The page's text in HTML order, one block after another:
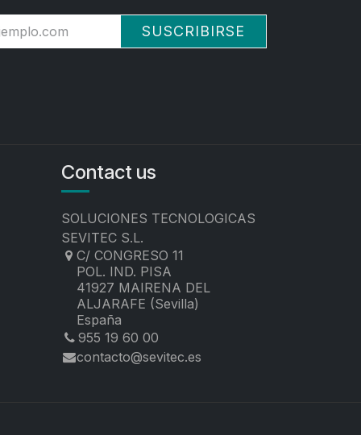
SUSCRIBIRSE
Contact us
SOLUCIONES TECNOLOGICAS
SEVITEC S.L.
C/ CONGRESO 11
POL. IND. PISA
41927 MAIRENA DEL
ALJARAFE (Sevilla)
España
955 19 60 00
contacto@sevitec.es